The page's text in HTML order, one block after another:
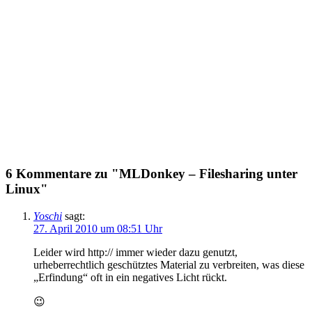
6 Kommentare zu "MLDonkey – Filesharing unter
Linux"
Yoschi sagt:
27. April 2010 um 08:51 Uhr
Leider wird http:// immer wieder dazu genutzt,
urheberrechtlich geschütztes Material zu verbreiten, was diese
„Erfindung“ oft in ein negatives Licht rückt.
😉